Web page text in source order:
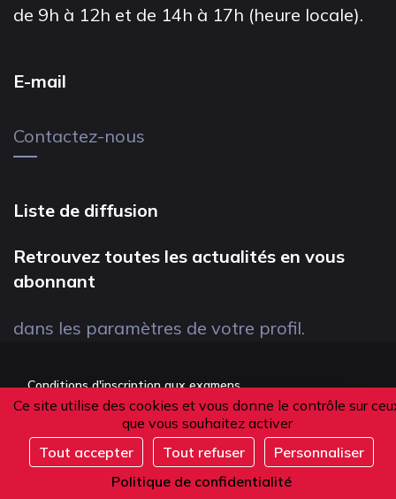
Ce site utilise des cookies et vous donne le contrôle sur
que vous souhaitez activer
Tout accepter
Tout refuser
Personnaliser
Politique de confidentialité
de 9h à 12h et de 14h à 17h (heure locale).
E-mail
Contactez-nous
Liste de diffusion
Retrouvez toutes les actualités en vous
abonnant
dans les paramètres de votre profil.
Conditions d'inscription aux examens
Politique de confidentialité
Conditions générales de vente
Suivez-nous